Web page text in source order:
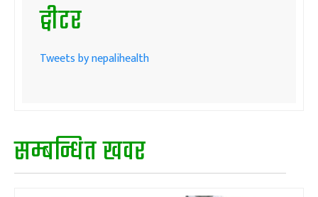
ट्वीटर
Tweets by nepalihealth
सम्बन्धित खवर